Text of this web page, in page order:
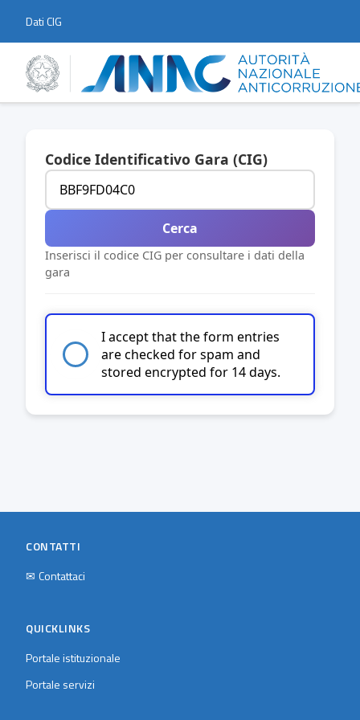
Dati CIG
Codice Identificativo Gara (CIG)
Cerca
Inserisci il codice CIG per consultare i dati della
gara
I accept that the form entries
are checked for spam and
stored encrypted for 14 days.
CONTATTI
✉ Contattaci
QUICKLINKS
Portale istituzionale
Portale servizi